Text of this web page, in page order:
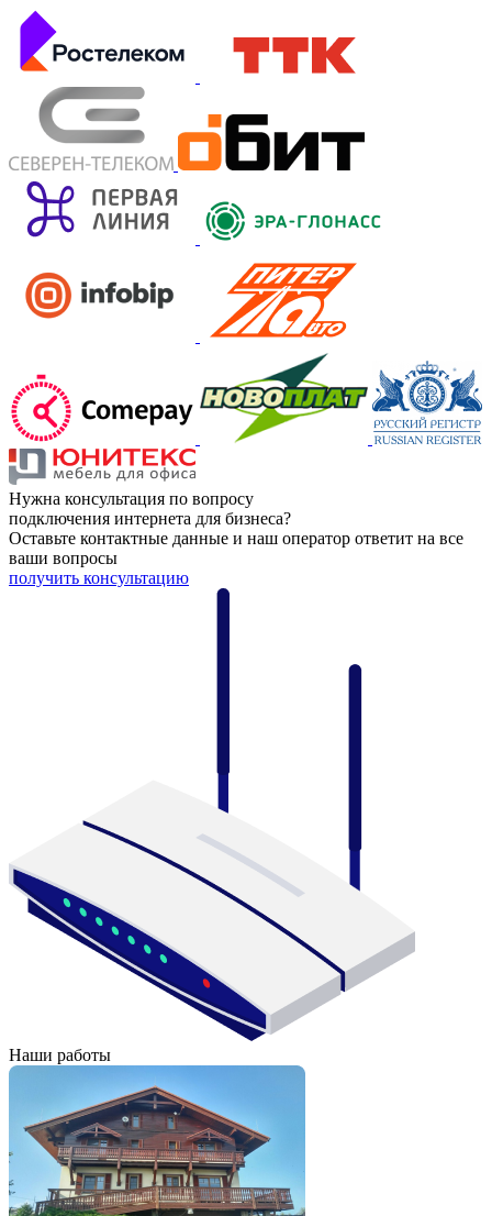
Нужна консультация по вопросу
подключения интернета для бизнеса?
Оставьте контактные данные и наш оператор ответит на все
ваши вопросы
получить консультацию
Наши работы